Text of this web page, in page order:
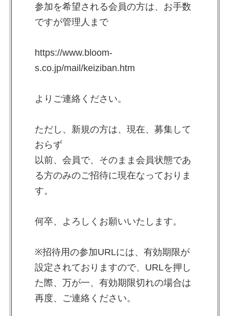
参加を希望される会員の方は、お手数
ですが管理人まで
https://www.bloom-
s.co.jp/mail/keiziban.htm
よりご連絡ください。
ただし、新規の方は、現在、募集して
おらず
以前、会員で、そのまま会員状態であ
る方のみのご招待に現在なっておりま
す。
何卒、よろしくお願いいたします。
※招待用の参加URLには、有効期限が
設定されておりますので、URLを押し
た際、万が一、有効期限切れの場合は
再度、ご連絡ください。